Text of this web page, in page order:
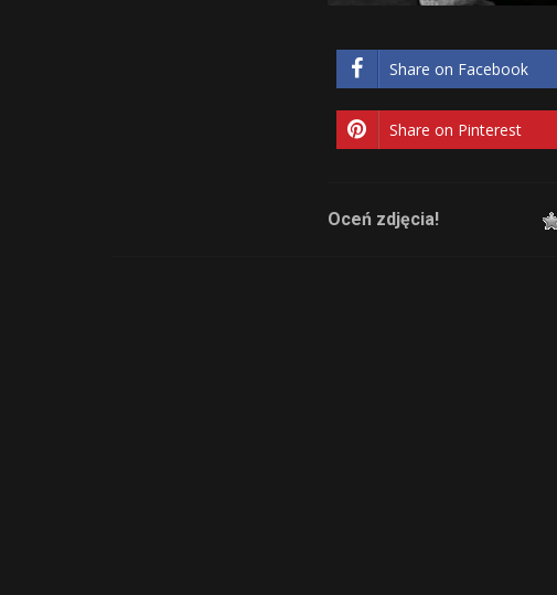
Share on Facebook
Share on Pinterest
Oceń zdjęcia!